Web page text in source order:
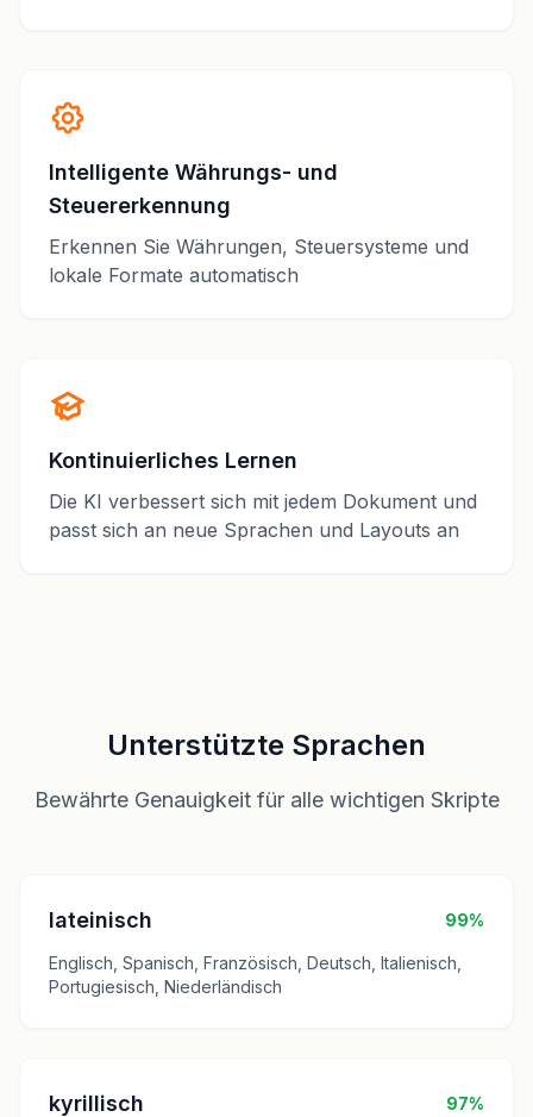
Intelligente Währungs- und
Steuererkennung
Erkennen Sie Währungen, Steuersysteme und
lokale Formate automatisch
Kontinuierliches Lernen
Die KI verbessert sich mit jedem Dokument und
passt sich an neue Sprachen und Layouts an
Unterstützte Sprachen
Bewährte Genauigkeit für alle wichtigen Skripte
lateinisch 99%
Englisch, Spanisch, Französisch, Deutsch, Italienisch,
Portugiesisch, Niederländisch
kyrillisch 97%